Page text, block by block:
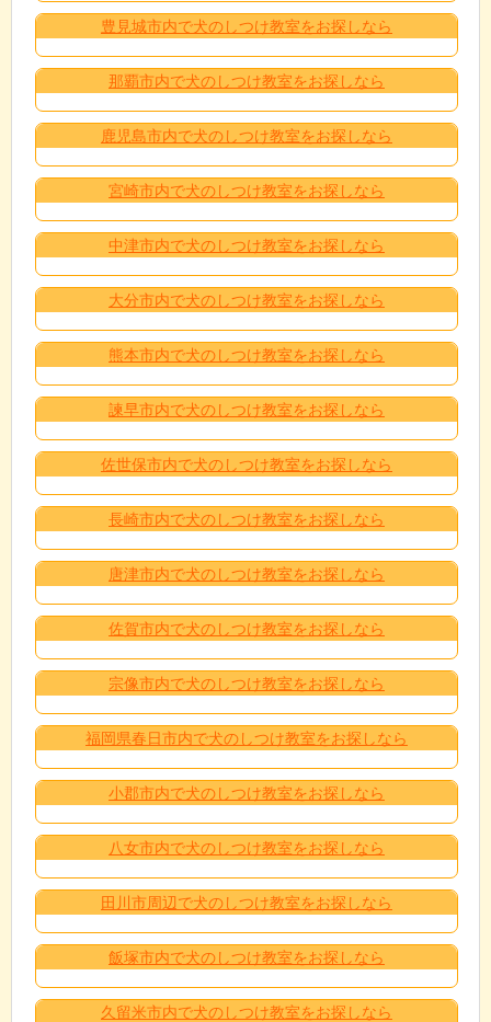
豊見城市内で犬のしつけ教室をお探しなら
那覇市内で犬のしつけ教室をお探しなら
鹿児島市内で犬のしつけ教室をお探しなら
宮崎市内で犬のしつけ教室をお探しなら
中津市内で犬のしつけ教室をお探しなら
大分市内で犬のしつけ教室をお探しなら
熊本市内で犬のしつけ教室をお探しなら
諫早市内で犬のしつけ教室をお探しなら
佐世保市内で犬のしつけ教室をお探しなら
長崎市内で犬のしつけ教室をお探しなら
唐津市内で犬のしつけ教室をお探しなら
佐賀市内で犬のしつけ教室をお探しなら
宗像市内で犬のしつけ教室をお探しなら
福岡県春日市内で犬のしつけ教室をお探しなら
小郡市内で犬のしつけ教室をお探しなら
八女市内で犬のしつけ教室をお探しなら
田川市周辺で犬のしつけ教室をお探しなら
飯塚市内で犬のしつけ教室をお探しなら
久留米市内で犬のしつけ教室をお探しなら